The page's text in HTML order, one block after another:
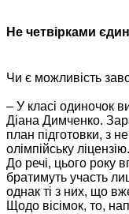
Не четвірками
Чи є можливість
– У класі одиночок
Діана Димченко.
план підготовки, з
олімпійську ліцензію.
До речі, цього року
братимуть участь
однак ті з них, що
Щодо вісімок, то,